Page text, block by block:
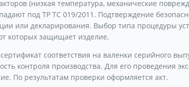
(низкая температура, механические
под ТР ТС 019/2011. Подтверждение
или декларирования. Выбор типа процедуры
которых защищает изделие.
соответствия на валенки серийного
контроля производства. Для его проведения
По результатам проверки оформляется акт.